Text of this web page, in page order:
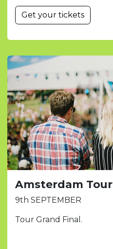
Get your tickets
Amsterdam Tour
9th SEPTEMBER
Tour Grand Final.